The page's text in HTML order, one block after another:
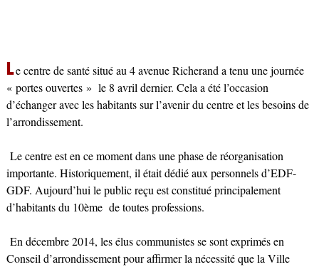
Le centre de santé situé au 4 avenue Richerand a tenu une journée
« portes ouvertes » le 8 avril dernier. Cela a été l’occasion
d’échanger avec les habitants sur l’avenir du centre et les besoins de
l’arrondissement.
Le centre est en ce moment dans une phase de réorganisation
importante. Historiquement, il était dédié aux personnels d’EDF-
GDF. Aujourd’hui le public reçu est constitué principalement
d’habitants du 10ème de toutes professions.
En décembre 2014, les élus communistes se sont exprimés en
Conseil d’arrondissement pour affirmer la nécessité que la Ville